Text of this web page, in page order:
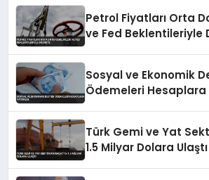
Petrol Fiyatları Orta
ve Fed Beklentileriyle
Sosyal ve Ekonomik
Ödemeleri Hesaplara
Türk Gemi ve Yat
1.5 Milyar Dolara Ulaştı